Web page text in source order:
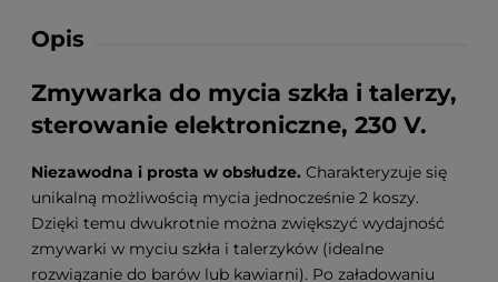
Opis
Zmywarka do mycia szkła i talerzy,
sterowanie elektroniczne, 230 V.
Niezawodna i prosta w obsłudze. Charakteryzuje się
unikalną możliwością mycia jednocześnie 2 koszy.
Dzięki temu dwukrotnie można zwiększyć wydajność
zmywarki w myciu szkła i talerzyków (idealne
rozwiązanie do barów lub kawiarni). Po załadowaniu